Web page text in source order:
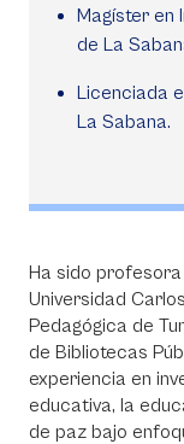
Magíster en
de La
Licenciada
La Sabana.
Ha sido
Universidad
Pedagógica de
de Bibliotecas
experiencia en
educativa, la
de paz bajo